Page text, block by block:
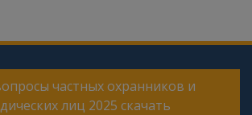
частных охранников и
лиц 2025 скачать